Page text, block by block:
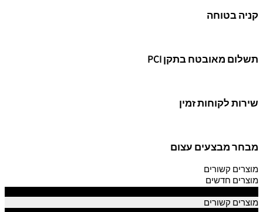
קניה בטוחה
תשלום מאובטח בתקן PCI
שירות לקוחות זמין
מבחר מבצעים עצום
מוצרים קשורים
מוצרים חדשים
מוצרים קשורים